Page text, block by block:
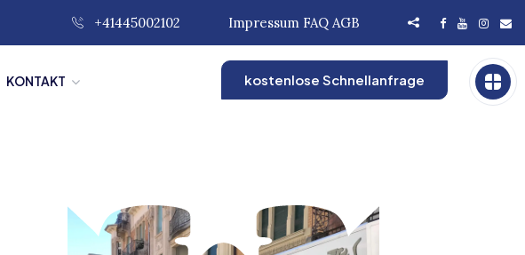
+41445002102 Impressum FAQ AGB
KONTAKT kostenlose Schnellanfrage